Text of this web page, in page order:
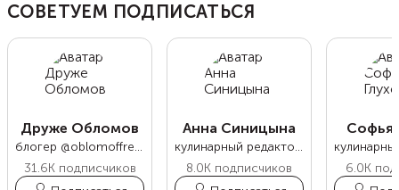
СОВЕТУЕМ ПОДПИСАТЬСЯ
Друже Обломов
блогер @oblomoffrecipe
31.6Kподписчиков
Анна Синицына
кулинарный редактор Food.ru
8.0K подписчиков
Софья
6.0K